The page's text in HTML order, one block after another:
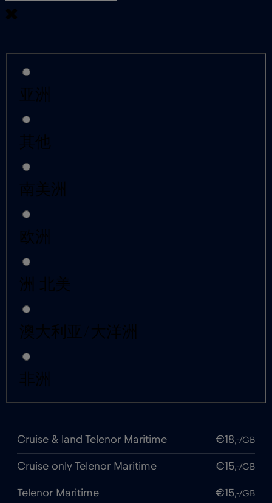
亚洲
其他
南美洲
欧洲
洲 北美
澳大利亚/大洋洲
非洲
Cruise & land Telenor Maritime €18,-/GB
Cruise only Telenor Maritime €15,-/GB
Telenor Maritime €15,-/GB